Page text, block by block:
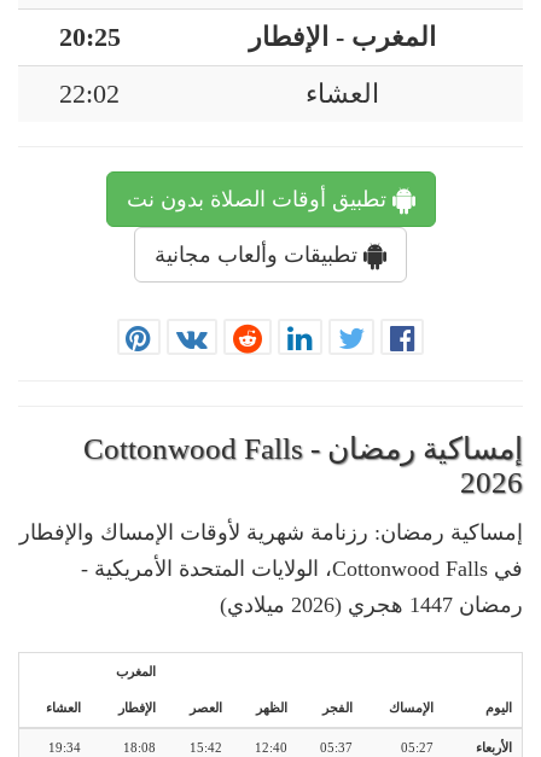
المغرب - الإفطار
20:25
العشاء
22:02
تطبيق أوقات الصلاة بدون نت
تطبيقات وألعاب مجانية
إمساكية رمضان - Cottonwood Falls
2026
إمساكية رمضان: رزنامة شهرية لأوقات الإمساك والإفطار
في Cottonwood Falls، الولايات المتحدة الأمريكية -
رمضان 1447 هجري (2026 ميلادي)
اليوم الإمساك الفجر الظهر العصر
المغرب
الإفطار العشاء
الأربعاء
05:27
05:37
12:40
15:42
18:08
19:34